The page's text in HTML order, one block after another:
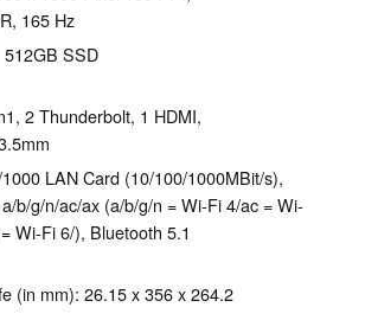
165 Hz
512GB SSD
2 Thunderbolt, 1 HDMI,
LAN Card (10/100/1000MBit/s),
b/g/n/ac/ax (a/b/g/n = Wi-Fi 4/ac = Wi-
Wi-Fi 6/), Bluetooth 5.1
(in mm): 26.15 x 356 x 264.2